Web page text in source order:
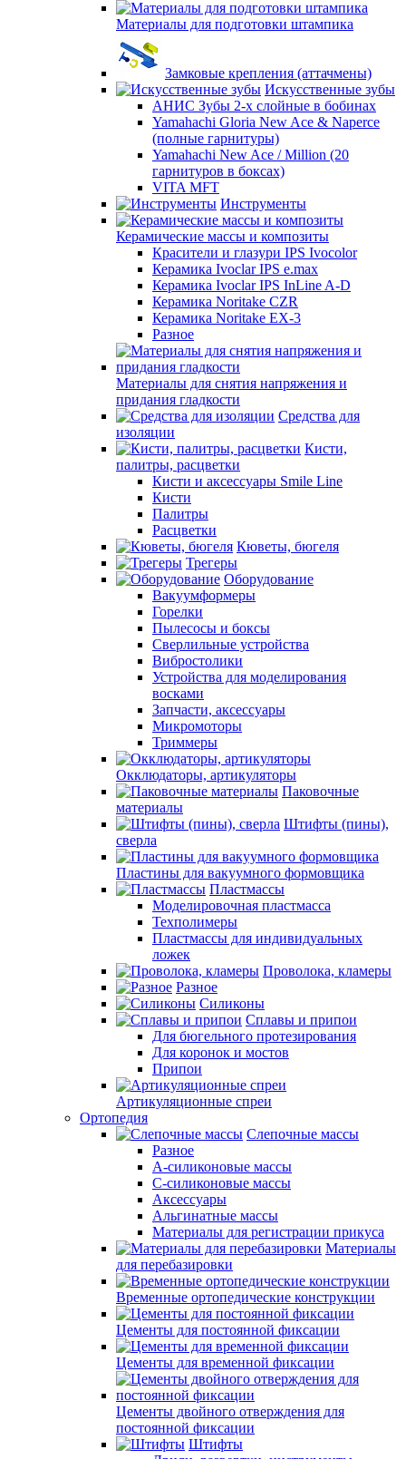
Материалы для подготовки штампика
Замковые крепления (аттачмены)
Искусственные зубы
АНИС Зубы 2-х слойные в бобинах
Yamahachi Gloria New Ace & Naperce
(полные гарнитуры)
Yamahachi New Ace / Million (20
гарнитуров в боксах)
VITA MFT
Инструменты
Керамические массы и композиты
Красители и глазури IPS Ivocolor
Керамика Ivoclar IPS e.max
Керамика Ivoclar IPS InLine A-D
Керамика Noritake CZR
Керамика Noritake EX-3
Разное
Материалы для снятия напряжения и
придания гладкости
Средства для
изоляции
Кисти,
палитры, расцветки
Кисти и аксессуары Smile Line
Кисти
Палитры
Расцветки
Кюветы, бюгеля
Трегеры
Оборудование
Вакуумформеры
Горелки
Пылесосы и боксы
Сверлильные устройства
Вибростолики
Устройства для моделирования
восками
Запчасти, аксессуары
Микромоторы
Триммеры
Окклюдаторы, артикуляторы
Паковочные
материалы
Штифты (пины),
сверла
Пластины для вакуумного формовщика
Пластмассы
Моделировочная пластмасса
Техполимеры
Пластмассы для индивидуальных
ложек
Проволока, кламеры
Разное
Силиконы
Сплавы и припои
Для бюгельного протезирования
Для коронок и мостов
Припои
Артикуляционные спреи
Ортопедия
Слепочные массы
Разное
А-силиконовые массы
С-силиконовые массы
Аксессуары
Альгинатные массы
Материалы для регистрации прикуса
Материалы
для перебазировки
Временные ортопедические конструкции
Цементы для постоянной фиксации
Цементы для временной фиксации
Цементы двойного отверждения для
постоянной фиксации
Штифты